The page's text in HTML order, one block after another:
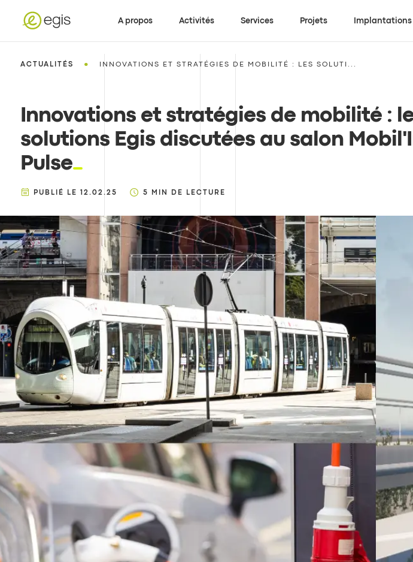
A propos Activités Services Projets Implantations
ACTUALITÉS • INNOVATIONS ET STRATÉGIES DE MOBILITÉ : LES SOLUTI...
Innovations et stratégies de mobilité :
solutions Egis discutées au salon
Pulse
PUBLIÉ LE 12.02.25 5 MIN DE LECTURE